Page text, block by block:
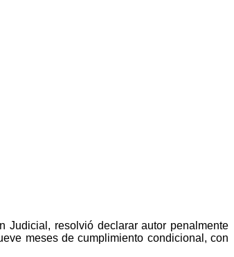
Judicial, resolvió declarar autor penalmente
meses de cumplimiento condicional, con